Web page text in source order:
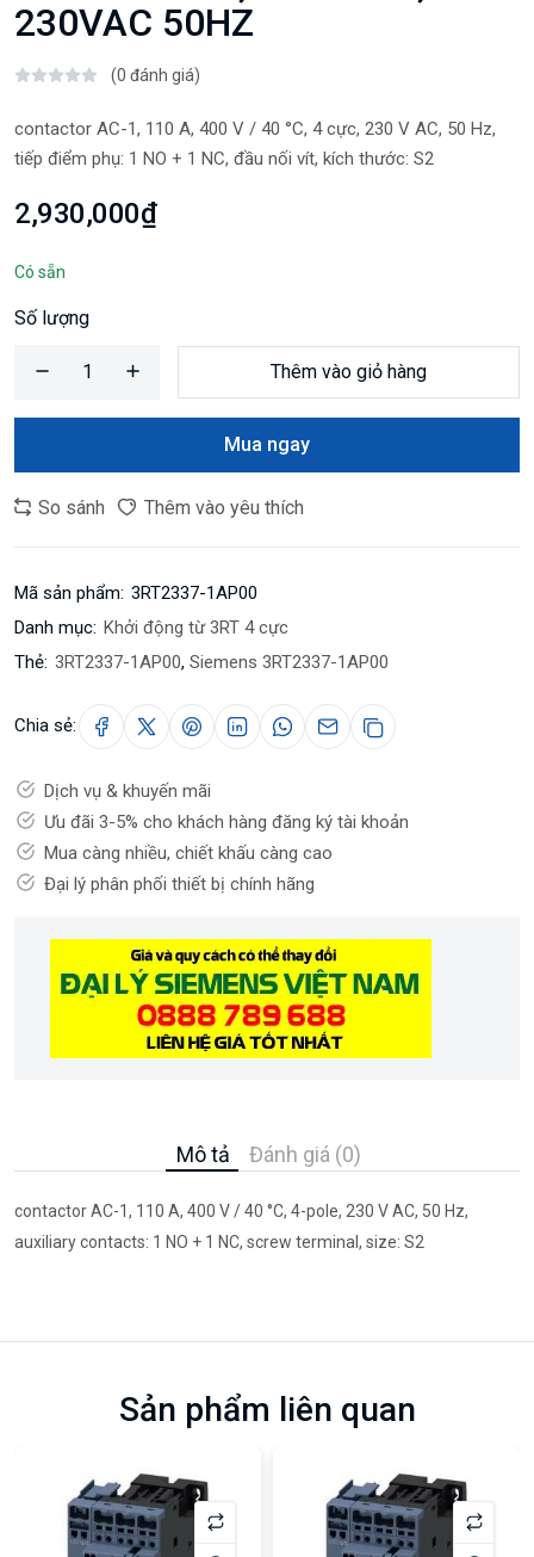
230VAC 50HZ
(0 đánh giá)
contactor AC-1, 110 A, 400 V / 40 °C, 4 cực, 230 V AC, 50 Hz,
tiếp điểm phụ: 1 NO + 1 NC, đầu nối vít, kích thước: S2
2,930,000₫
Có sẵn
Số lượng
Thêm vào giỏ hàng
Mua ngay
So sánh Thêm vào yêu thích
Mã sản phẩm: 3RT2337-1AP00
Danh mục: Khởi động từ 3RT 4 cực
Thẻ: 3RT2337-1AP00, Siemens 3RT2337-1AP00
Chia sẻ:
Dịch vụ & khuyến mãi
Ưu đãi 3-5% cho khách hàng đăng ký tài khoản
Mua càng nhiều, chiết khấu càng cao
Đại lý phân phối thiết bị chính hãng
Mô tả Đánh giá (0)
contactor AC-1, 110 A, 400 V / 40 °C, 4-pole, 230 V AC, 50 Hz,
auxiliary contacts: 1 NO + 1 NC, screw terminal, size: S2
Sản phẩm liên quan